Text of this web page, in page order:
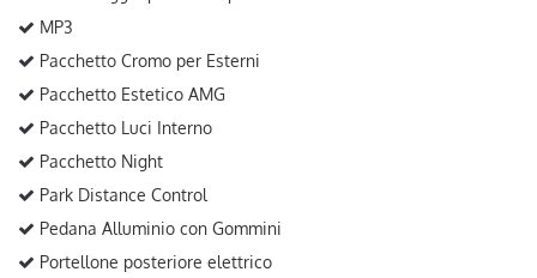
MP3
Pacchetto Cromo per Esterni
Pacchetto Estetico AMG
Pacchetto Luci Interno
Pacchetto Night
Park Distance Control
Pedana Alluminio con Gommini
Portellone posteriore elettrico